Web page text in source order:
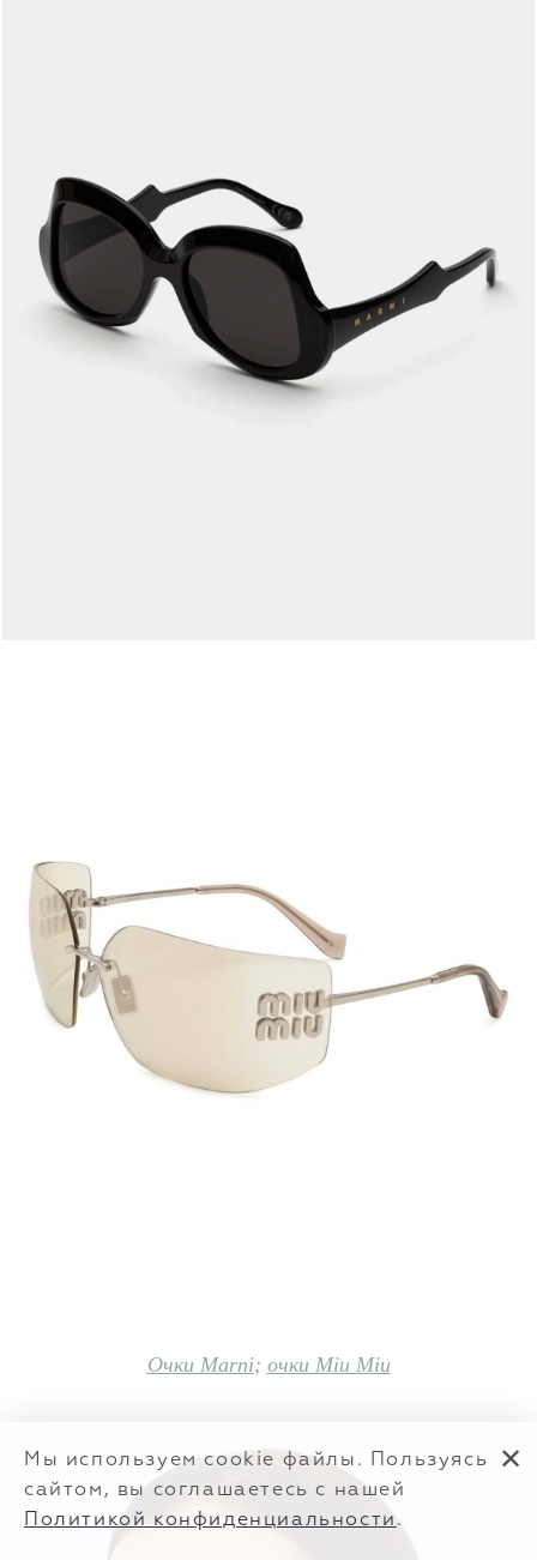
Очки Marni; очки Miu Miu
Мы используем cookie файлы. Пользуясь
сайтом, вы соглашаетесь с нашей
Политикой конфиденциальности .
✕